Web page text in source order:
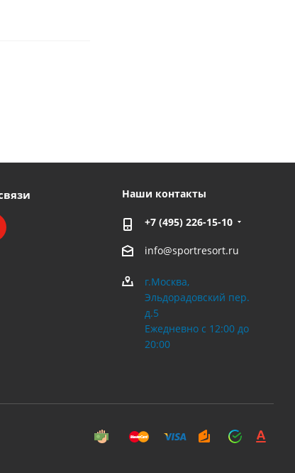
Наши контакты
+7 (495) 226-15-10
info@sportresort.ru
г.Москва,
Эльдорадовский пер.
д.5
Ежедневно с 12:00 до
20:00